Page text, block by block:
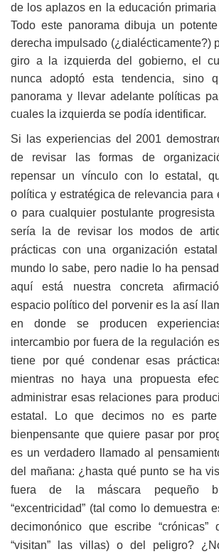
de los aplazos en la educación primaria
Todo este panorama dibuja un
derecha impulsado (¿dialécticamente?)
giro a la izquierda del gobierno, el
nunca adoptó esta tendencia, sino
panorama y llevar adelante políticas
cuales la izquierda se podía identificar.
Si las experiencias del 2001
de revisar las formas de
repensar un vínculo con lo estatal,
política y estratégica de relevancia para
o para cualquier postulante progresista
sería la de revisar los modos de
prácticas con una organización
mundo lo sabe, pero nadie lo ha
aquí está nuestra concreta
espacio político del porvenir es la así
en donde se producen
intercambio por fuera de la regulación
tiene por qué condenar esas
mientras no haya una propuesta
administrar esas relaciones para
estatal. Lo que decimos no es
bienpensante que quiere pasar por
es un verdadero llamado al
del mañana: ¿hasta qué punto se ha
fuera de la máscara pequeño
“excentricidad” (tal como lo demuestra
decimonónico que escribe “crónicas”
“visitan” las villas) o del peligro?